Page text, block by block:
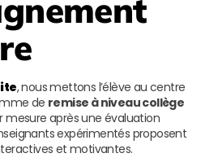
, nous mettons l’élève au centre
de remise à niveau collège
mesure après une évaluation
expérimentés proposent
et motivantes.